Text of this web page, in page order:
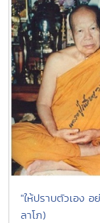
"ให้ปราบตัวเอง
ลาโภ)